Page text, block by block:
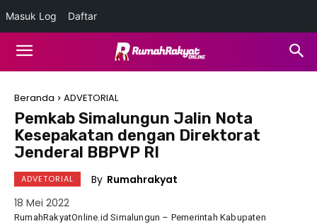
Beranda ADVETORIAL
Pemkab Simalungun Jalin Nota
Kesepakatan dengan Direktorat
Jenderal BBPVP RI
ADVETORIAL By Rumahrakyat
18 Mei 2022
RumahRakyatOnline.id Simalungun – Pemerintah Kabupaten
Masuk Log Daftar